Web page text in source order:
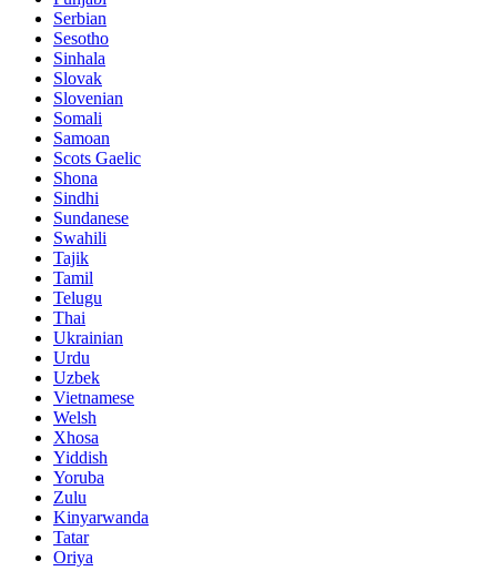
Serbian
Sesotho
Sinhala
Slovak
Slovenian
Somali
Samoan
Scots Gaelic
Shona
Sindhi
Sundanese
Swahili
Tajik
Tamil
Telugu
Thai
Ukrainian
Urdu
Uzbek
Vietnamese
Welsh
Xhosa
Yiddish
Yoruba
Zulu
Kinyarwanda
Tatar
Oriya